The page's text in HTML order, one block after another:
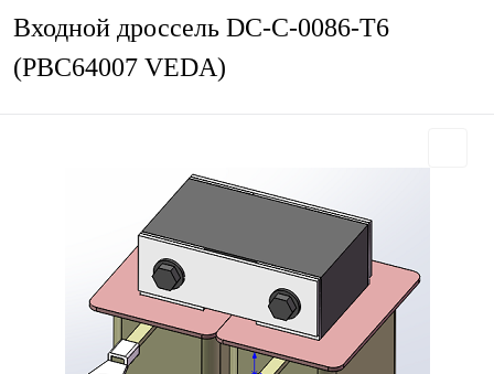
Входной дроссель DC-C-0086-T6
(PBC64007 VEDA)